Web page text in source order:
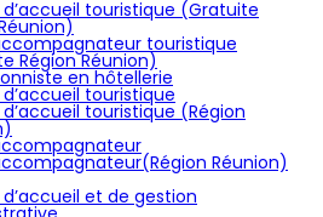
touristique (Gratuite
touristique
Région Réunion)
en hôtellerie
touristique
touristique (Région
Réunion)
et de gestion